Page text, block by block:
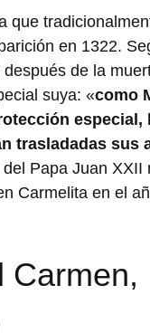
que
en 1322.
de la
suya: «como
especial,
trasladadas sus
Papa Juan XXII
Carmelita en el
Carmen,